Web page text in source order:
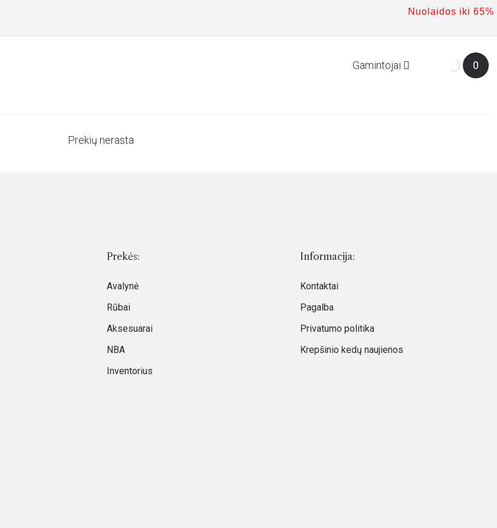
Nuolaidos iki 65%
Gamintojai 0
Prekių nerasta
Prekės:
Avalynė
Rūbai
Aksesuarai
NBA
Inventorius
Informacija:
Kontaktai
Pagalba
Privatumo politika
Krepšinio kedų naujienos